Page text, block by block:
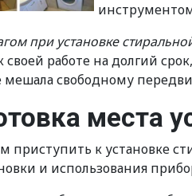
при установке
своей работе на долгий
свободному
места
приступить к установке
и использования